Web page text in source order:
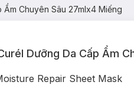
Chuyên Sâu 27mlx4 Miếng
Dưỡng Da Cấp Ẩm
Repair Sheet Mask